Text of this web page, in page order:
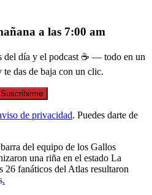
a las 7:00 am
del día y el podcast ☕ — todo en un
das de baja con un clic.
Suscribirme
de privacidad. Puedes darte de
del equipo de los Gallos
una riña en el estado La
26 fanáticos del Atlas resultaron
.